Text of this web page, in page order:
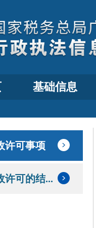
基础信息
许可事项
许可的结...